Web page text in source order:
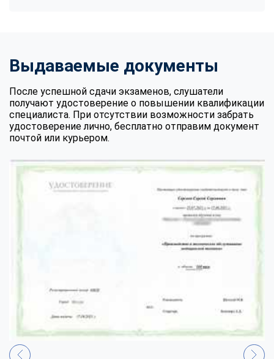
Выдаваемые документы
После успешной сдачи экзаменов, слушатели
получают удостоверение о повышении квалификации
специалиста. При отсутствии возможности забрать
удостоверение лично, бесплатно отправим документ
почтой или курьером.